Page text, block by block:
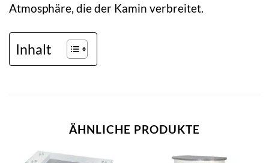
Atmosphäre, die der Kamin verbreitet.
Inhalt
ÄHNLICHE PRODUKTE